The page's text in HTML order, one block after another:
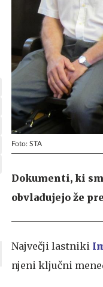
Foto: STA
Dokumenti, ki
obvladujejo že
Največji lastniki
njeni ključni